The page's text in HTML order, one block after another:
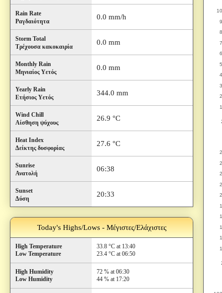
Rain Rate
Ραγδαιότητα
0.0 mm/h
Storm Total
Τρέχουσα κακοκαιρία
0.0 mm
Monthly Rain
Μηνιαίος Υετός
0.0 mm
Yearly Rain
Ετήσιος Υετός
344.0 mm
Wind Chill
Αίσθηση ψύχους
26.9 °C
Heat Index
Δείκτης δυσφορίας
27.6 °C
Sunrise
Ανατολή
06:38
Sunset
Δύση
20:33
Today's Highs/Lows - Μέγιστες/Ελάχιστες
High Temperature
Low Temperature
33.8 °C at 13:40
23.4 °C at 06:50
High Humidity
Low Humidity
72 % at 06:30
44 % at 17:20